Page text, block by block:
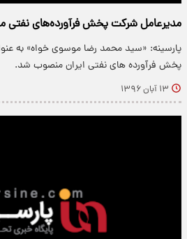
مدیرعامل شرکت پخش فرآورده‌های
پارسینه: «سید محمد رضا موسوی خواه» به
پخش فرآورده های نفتی ایران منصوب شد.
۱۳ آبان ۱۳۹۶